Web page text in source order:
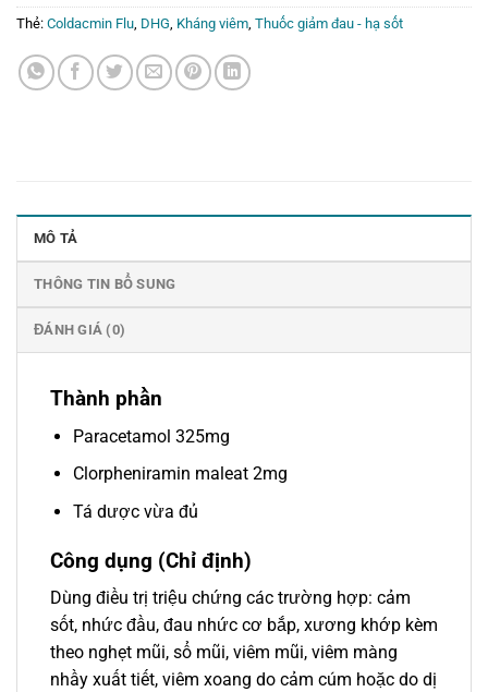
Thẻ: Coldacmin Flu, DHG, Kháng viêm, Thuốc giảm đau - hạ sốt
MÔ TẢ
THÔNG TIN BỔ SUNG
ĐÁNH GIÁ (0)
Thành phần
Paracetamol 325mg
Clorpheniramin maleat 2mg
Tá dược vừa đủ
Công dụng (Chỉ định)
Dùng điều trị triệu chứng các trường hợp: cảm
sốt, nhức đầu, đau nhức cơ bắp, xương khớp kèm
theo nghẹt mũi, sổ mũi, viêm mũi, viêm màng
nhầy xuất tiết, viêm xoang do cảm cúm hoặc do dị